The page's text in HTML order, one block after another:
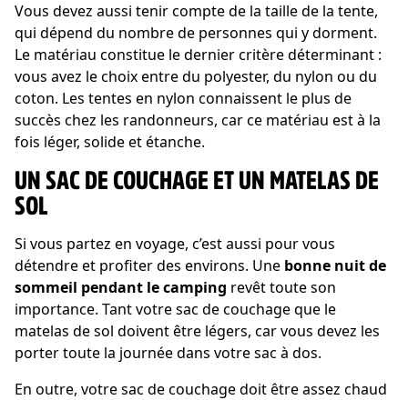
Vous devez aussi tenir compte de la taille de la tente,
qui dépend du nombre de personnes qui y dorment.
Le matériau constitue le dernier critère déterminant :
vous avez le choix entre du polyester, du nylon ou du
coton. Les tentes en nylon connaissent le plus de
succès chez les randonneurs, car ce matériau est à la
fois léger, solide et étanche.
UN SAC DE COUCHAGE ET UN MATELAS DE
SOL
Si vous partez en voyage, c’est aussi pour vous
détendre et profiter des environs. Une bonne nuit de
sommeil pendant le camping revêt toute son
importance. Tant votre sac de couchage que le
matelas de sol doivent être légers, car vous devez les
porter toute la journée dans votre sac à dos.
En outre, votre sac de couchage doit être assez chaud